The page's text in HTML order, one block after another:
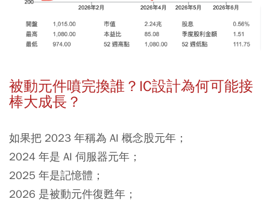
被動元件噴完換誰？IC設計為何可能接
棒大成長？
如果把 2023 年稱為 AI 概念股元年；
2024 年是 AI 伺服器元年；
2025 年是記憶體；
2026 是被動元件復甦年；